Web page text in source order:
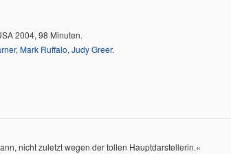
2004, 98 Minuten.
, Mark Ruffalo, Judy Greer.
nicht zuletzt wegen der tollen Hauptdarstellerin.«